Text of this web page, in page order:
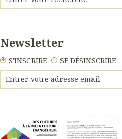
Newsletter
S'INSCRIRE SE DÉSINSCRIRE